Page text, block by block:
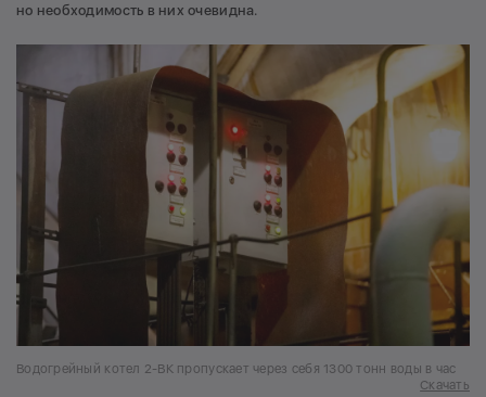
но необходимость в них очевидна.
Водогрейный котел 2-ВК пропускает через себя 1300 тонн воды в час
Скачать